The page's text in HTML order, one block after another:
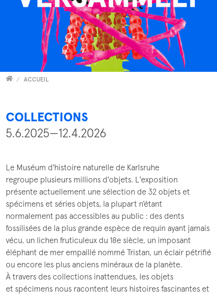
Versammelt
ACCUEIL
COLLECTIONS
5.6.2025—12.4.2026
Le Muséum d'histoire naturelle de Karlsruhe
regroupe plusieurs millions d'objets. L'exposition
présente actuellement une sélection de 32 objets et
spécimens et séries objets, la plupart n’étant
normalement pas accessibles au public : des dents
fossilisées de la plus grande espèce de requin ayant jamais
vécu, un lichen fruticuleux du 18e siècle, un imposant
éléphant de mer empaillé nommé Tristan, un éclair pétrifié
ou encore les plus anciens minéraux de la planète.
À travers des collections inattendues, les objets
et spécimens nous racontent leurs histoires fascinantes et